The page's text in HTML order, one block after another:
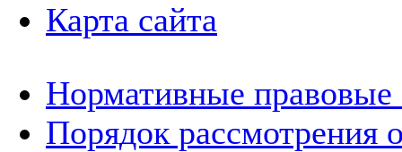
Карта сайта
Нормативные правовые
Порядок рассмотрения